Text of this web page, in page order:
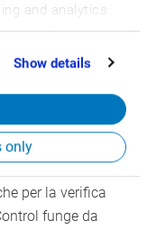
and analytics
information
they’ve collected
Show details
only
Per questo
dati predefiniti e
i tempi di
per la verifica
funge da